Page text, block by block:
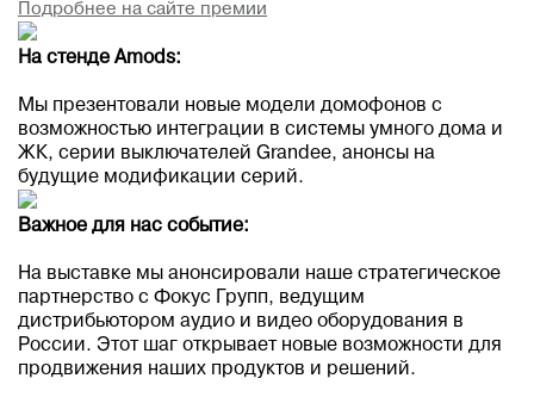
Подробнее на сайте премии
На стенде Amods:
Мы презентовали новые модели домофонов с
возможностью интеграции в системы умного дома и
ЖК, серии выключателей Grandee, анонсы на
будущие модификации серий.
Важное для нас событие:
На выставке мы анонсировали наше стратегическое
партнерство с Фокус Групп, ведущим
дистрибьютором аудио и видео оборудования в
России. Этот шаг открывает новые возможности для
продвижения наших продуктов и решений.